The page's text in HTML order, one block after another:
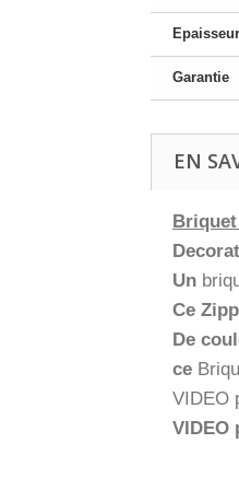
Epaisseur
Garantie
EN
Un
Ce
De
ce
VIDEO
VIDEO